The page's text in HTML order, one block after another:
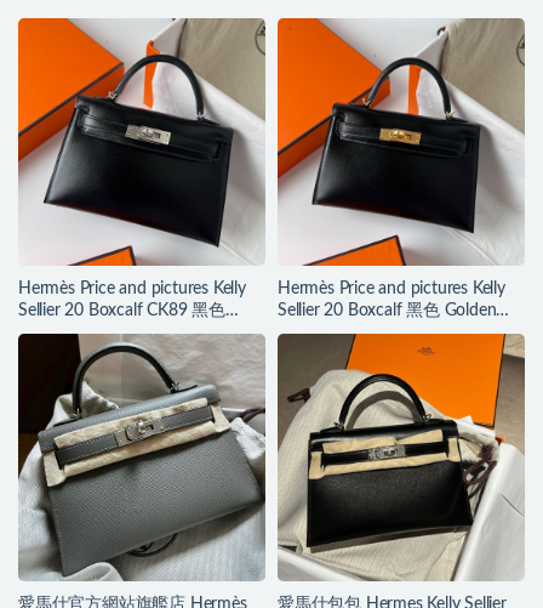
Hermès Price and pictures Kelly
Sellier 20 Boxcalf CK89 黑色
Silver Hardware
Hermès Price and pictures Kelly
Sellier 20 Boxcalf 黑色 Golden
Hardware
愛馬仕官方網站旗艦店 Hermès
愛馬仕包包 Hermes Kelly Sellier